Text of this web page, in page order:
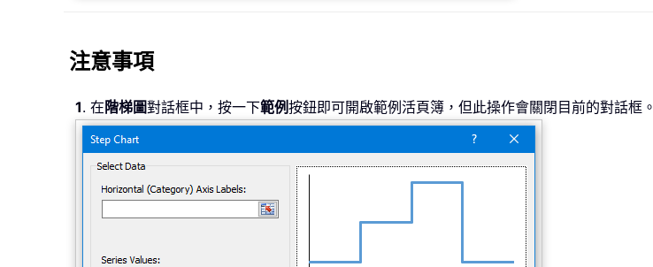
注意事項
1. 在 階梯圖對話框中，按一下範例按鈕即可開啟範例活頁簿，但此操作會關閉目前的對話框。